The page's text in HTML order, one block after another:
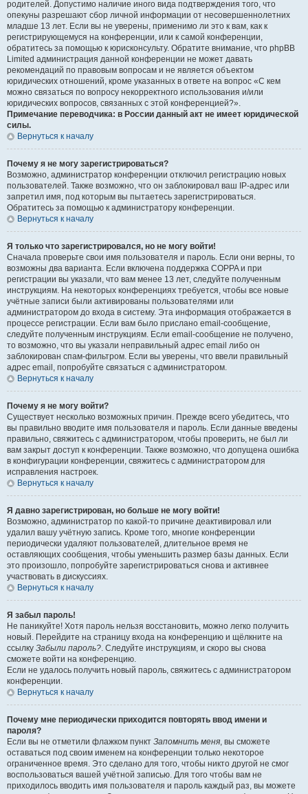
родителей. Допустимо наличие иного вида подтверждения того, что
опекуны разрешают сбор личной информации от несовершеннолетних
младше 13 лет. Если вы не уверены, применимо ли это к вам, как к
регистрирующемуся на конференции, или к самой конференции,
обратитесь за помощью к юрисконсульту. Обратите внимание, что phpBB
Limited администрация данной конференции не может давать
рекомендаций по правовым вопросам и не является объектом
юридических отношений, кроме указанных в ответе на вопрос «С кем
можно связаться по вопросу некорректного использования и/или
юридических вопросов, связанных с этой конференцией?».
Примечание переводчика: в России данный акт не имеет юридической
силы.
Вернуться к началу
Почему я не могу зарегистрироваться?
Возможно, администратор конференции отключил регистрацию новых
пользователей. Также возможно, что он заблокировал ваш IP-адрес или
запретил имя, под которым вы пытаетесь зарегистрироваться.
Обратитесь за помощью к администратору конференции.
Вернуться к началу
Я только что зарегистрировался, но не могу войти!
Сначала проверьте свои имя пользователя и пароль. Если они верны, то
возможны два варианта. Если включена поддержка COPPA и при
регистрации вы указали, что вам менее 13 лет, следуйте полученным
инструкциям. На некоторых конференциях требуется, чтобы все новые
учётные записи были активированы пользователями или
администратором до входа в систему. Эта информация отображается в
процессе регистрации. Если вам было прислано email-сообщение,
следуйте полученным инструкциям. Если email-сообщение не получено,
то возможно, что вы указали неправильный адрес email либо он
заблокирован спам-фильтром. Если вы уверены, что ввели правильный
адрес email, попробуйте связаться с администратором.
Вернуться к началу
Почему я не могу войти?
Существует несколько возможных причин. Прежде всего убедитесь, что
вы правильно вводите имя пользователя и пароль. Если данные введены
правильно, свяжитесь с администратором, чтобы проверить, не был ли
вам закрыт доступ к конференции. Также возможно, что допущена ошибка
в конфигурации конференции, свяжитесь с администратором для
исправления настроек.
Вернуться к началу
Я давно зарегистрирован, но больше не могу войти!
Возможно, администратор по какой-то причине деактивировал или
удалил вашу учётную запись. Кроме того, многие конференции
периодически удаляют пользователей, длительное время не
оставляющих сообщения, чтобы уменьшить размер базы данных. Если
это произошло, попробуйте зарегистрироваться снова и активнее
участвовать в дискуссиях.
Вернуться к началу
Я забыл пароль!
Не паникуйте! Хотя пароль нельзя восстановить, можно легко получить
новый. Перейдите на страницу входа на конференцию и щёлкните на
ссылку Забыли пароль?. Следуйте инструкциям, и скоро вы снова
сможете войти на конференцию.
Если не удалось получить новый пароль, свяжитесь с администратором
конференции.
Вернуться к началу
Почему мне периодически приходится повторять ввод имени и
пароля?
Если вы не отметили флажком пункт Запомнить меня, вы сможете
оставаться под своим именем на конференции только некоторое
ограниченное время. Это сделано для того, чтобы никто другой не смог
воспользоваться вашей учётной записью. Для того чтобы вам не
приходилось вводить имя пользователя и пароль каждый раз, вы можете